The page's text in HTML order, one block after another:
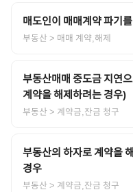
매도인이 매매계약 파기
부동산 > 매매 계약,해제
부동산매매 중도금 지연
계약을 해제하려는 경우)
부동산 > 계약금,잔금 청구
부동산의 하자로 계약을
경우
부동산 > 계약금,잔금 청구